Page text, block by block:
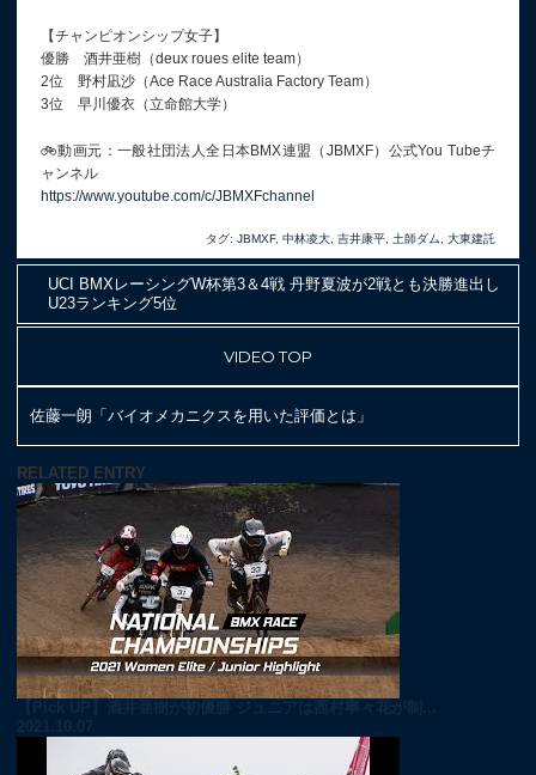
【チャンピオンシップ女子】
優勝 酒井亜樹（deux roues elite team）
2位 野村凪沙（Ace Race Australia Factory Team）
3位 早川優衣（立命館大学）
🚲動画元：一般社団法人全日本BMX連盟（JBMXF）公式You Tubeチ
ャンネル
https://www.youtube.com/c/JBMXFchannel
タグ: JBMXF, 中林凌大 吉井康平 土師ダム 大東建託
UCI BMXレーシングW杯第3＆4戦 丹野夏波が2戦とも決勝進出し
U23ランキング5位
VIDEO TOP
佐藤一朗「バイオメカニクスを用いた評価とは」
RELATED ENTRY